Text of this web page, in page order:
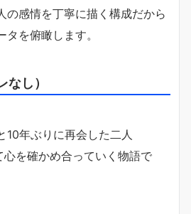
の感情を丁寧に描く構成だから
を俯瞰します。
し）
10年ぶりに再会した二人
心を確かめ合っていく物語で